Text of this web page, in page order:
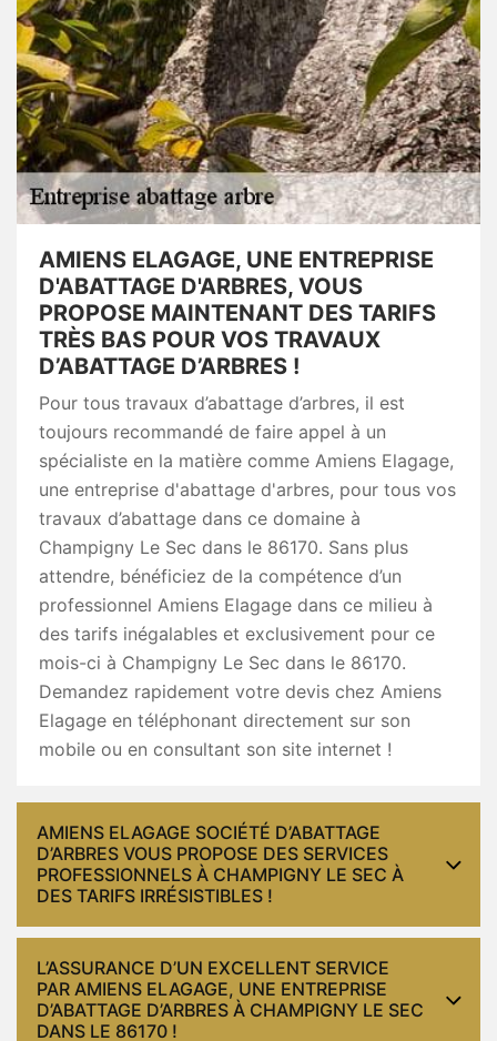
AMIENS ELAGAGE, UNE ENTREPRISE
D'ABATTAGE D'ARBRES, VOUS
PROPOSE MAINTENANT DES TARIFS
TRÈS BAS POUR VOS TRAVAUX
D’ABATTAGE D’ARBRES !
Pour tous travaux d’abattage d’arbres, il est
toujours recommandé de faire appel à un
spécialiste en la matière comme Amiens Elagage,
une entreprise d'abattage d'arbres, pour tous vos
travaux d’abattage dans ce domaine à
Champigny Le Sec dans le 86170. Sans plus
attendre, bénéficiez de la compétence d’un
professionnel Amiens Elagage dans ce milieu à
des tarifs inégalables et exclusivement pour ce
mois-ci à Champigny Le Sec dans le 86170.
Demandez rapidement votre devis chez Amiens
Elagage en téléphonant directement sur son
mobile ou en consultant son site internet !
AMIENS ELAGAGE SOCIÉTÉ D’ABATTAGE
D’ARBRES VOUS PROPOSE DES SERVICES
PROFESSIONNELS À CHAMPIGNY LE SEC À
DES TARIFS IRRÉSISTIBLES !
L’ASSURANCE D’UN EXCELLENT SERVICE
PAR AMIENS ELAGAGE, UNE ENTREPRISE
D’ABATTAGE D’ARBRES À CHAMPIGNY LE SEC
DANS LE 86170 !